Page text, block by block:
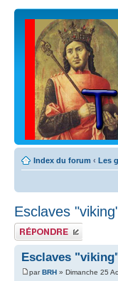
Index du forum ‹ Les
Esclaves
Publier une
réponse
Esclaves
parBRH » Dimanche 25